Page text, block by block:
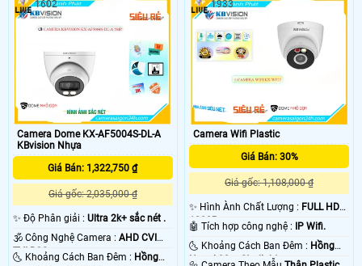
các yếu tố gây báo động giả như vật
nuôi, lá cây, tránh tình trạng báo
thông qua ứng dụng di động, KX-
A42F giúp bạn bảo vệ nhà cửa, cửa
hàng một cách hiệu quả
Camera Dome KX-AF5004S-DL-A
KBvision Nhựa
Giá Bán: 1,322,750 ₫
Giá gốc: 2,035,000 ₫
✨ Độ Phân giải : Ultra 2k+ sắc nét .
🕉️ Công Nghệ Camera : AHD CVI
TVI BCS.
🌜 Khoảng Cách Ban Đêm : Hồng
1602
Camera Wifi Plastic
Giá Bán: 30%
Giá gốc: 1,108,000 ₫
✨ Hình Ành Chất Lượng : FULL HD
1080P .
🤖️ Tích hợp công nghệ :
IP Wifi.
🌜 Khoảng Cách Ban Đêm : Hồng
Ngoại 30m Starlight.
1933